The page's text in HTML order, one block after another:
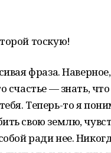
тоскую!
фраза.
счастье — знать,
Теперь-то я
свою землю,
ради нее.